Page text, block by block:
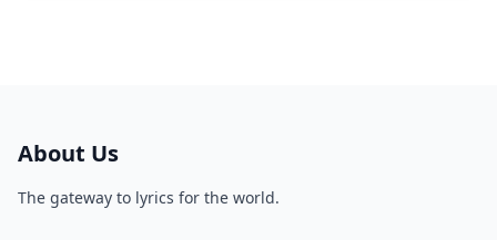
About Us
The gateway to lyrics for the world.